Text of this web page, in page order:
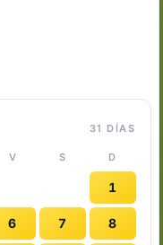
31 DÍAS
V S D
1
6 7 8